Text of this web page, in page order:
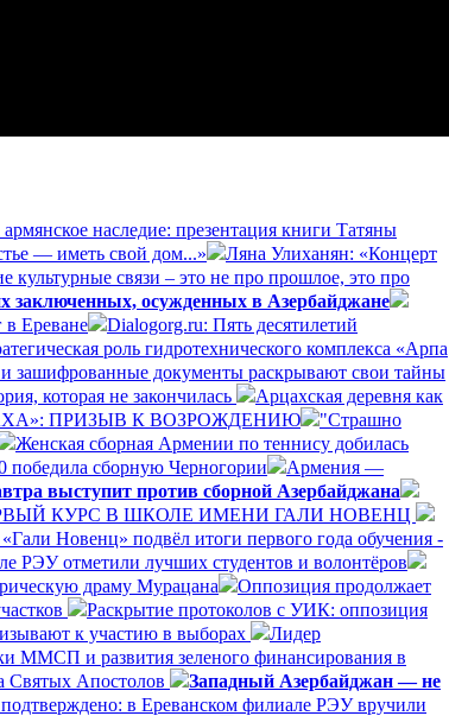
наследие: презентация книги Татяны
— иметь свой дом...»
Ляна Улиханян: «Концерт
культурные связи – это не про прошлое, это про
заключенных, осужденных в Азербайджане
в Ереване
Dialogorg.ru: Пять десятилетий
роль гидротехнического комплекса «Арпа
и зашифрованные документы раскрывают свои тайны
которая не закончилась
Арцахская деревня как
ПРИЗЫВ К ВОЗРОЖДЕНИЮ
"Страшно
Женская сборная Армении по теннису добилась
победила сборную Черногории
Армения —
выступит против сборной Азербайджана
КУРС В ШКОЛЕ ИМЕНИ ГАЛИ НОВЕНЦ
Новенц» подвёл итоги первого года обучения -
РЭУ отметили лучших студентов и волонтёров
драму Мурацана
Оппозиция продолжает
Раскрытие протоколов с УИК: оппозиция
к участию в выборах
Лидер
ММСП и развития зеленого финансирования в
Святых Апостолов
Западный Азербайджан — не
в Ереванском филиале РЭУ вручили